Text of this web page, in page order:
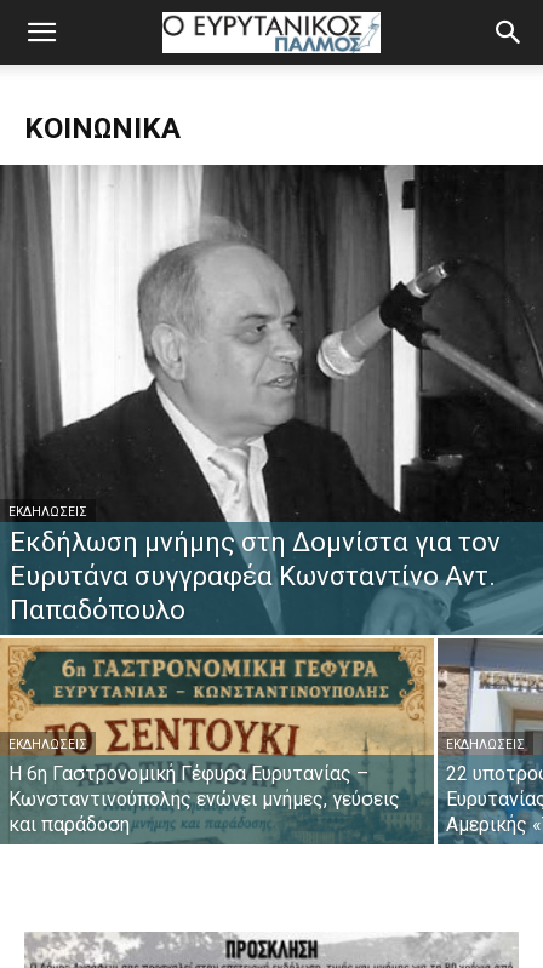
ΚΟΙΝΩΝΙΚΆ
ΕΚΔΗΛΏΣΕΙΣ
Εκδήλωση μνήμης στη Δομνίστα για τον
Ευρυτάνα συγγραφέα Κωνσταντίνο Αντ.
Παπαδόπουλο
ΕΚΔΗΛΏΣΕΙΣ
Η 6η Γαστρονομική Γέφυρα Ευρυτανίας –
Κωνσταντινούπολης ενώνει μνήμες, γεύσεις
και παράδοση
ΕΚΔΗΛΏΣΕΙΣ
22
Αμερικής